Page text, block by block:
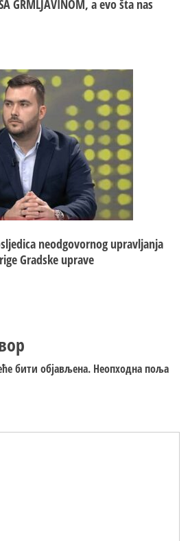
GRMLJAVINOM, a evo šta nas
neodgovornog upravljanja
Gradske uprave
бити објављена. Неопходна поља